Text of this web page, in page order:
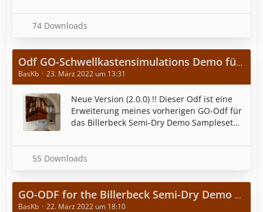
as well. For its principle of operation, I refer
to my posts in the forum.
74 Downloads
Odf GO-Schwellkastensimulations Demo für dem Billerbeck Semi-Dry Demo Sampleset von Sonus Paradisi der Fleiter Orgel in der St.Ludgerus Dom
BasKb 23. März 2022 um 13:31
Neue Version (2.0.0) !! Dieser Odf ist eine
Erweiterung meines vorherigen GO-Odf für
das Billerbeck Semi-Dry Demo Sampleset
verbesserten (Demo) Simulation eines
Schwellergehäuses.
55 Downloads
GO-ODF for the Billerbeck Semi-Dry Demo Sample Set from Sonus Paradisi
BasKb 22. März 2022 um 18:10